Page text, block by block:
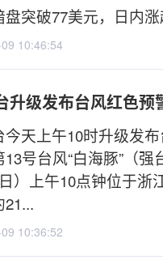
突破77美元，日内涨
10:46:54
升级发布台风红色预
今天上午10时升级发
号台风“白海豚”（强
）上午10点钟位于浙
10:36:52